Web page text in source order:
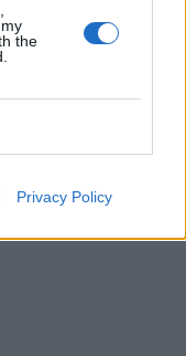
the
Privacy Policy